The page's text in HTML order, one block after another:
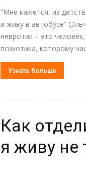
“Мне кажется, из
и живу в автобусе”
невротик – это
психотика, которому
Узнать больше
Как
я живу не